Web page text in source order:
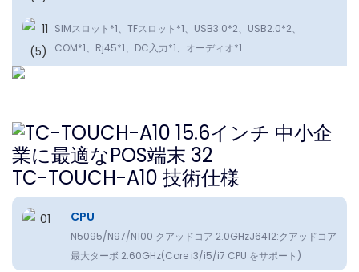
SlMスロット*1、TFスロット*1、USB3.0*2、USB2.0*2、
COM*1、Rj45*1、DC入力*1、オーディオ*1
TC-TOUCH-A10 技術仕様
CPU
N5095/N97/N100 クアッドコア 2.0GHzJ6412:クアッドコア
最大ターボ 2.60GHz(Core i3/i5/i7 CPU をサポート)